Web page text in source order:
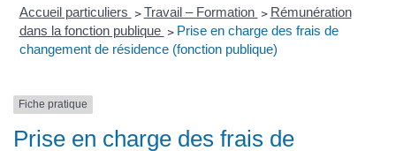
Accueil particuliers > Travail – Formation > Rémunération
dans la fonction publique > Prise en charge des frais de
changement de résidence (fonction publique)
Fiche pratique
Prise en charge des frais de